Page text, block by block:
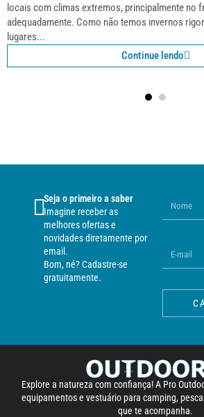
locais com climas extremos, principalmente no
adequadamente. Como não temos invernos
lugares...
Continue lendo
Seja o primeiro a saber
Imagine receber as
melhores ofertas e
novidades diretamente por
email.
Bom, né? Cadastre-se
gratuitamente.
Explore a natureza com confiança! A Pro
equipamentos e vestuário para camping,
que te acompanha.